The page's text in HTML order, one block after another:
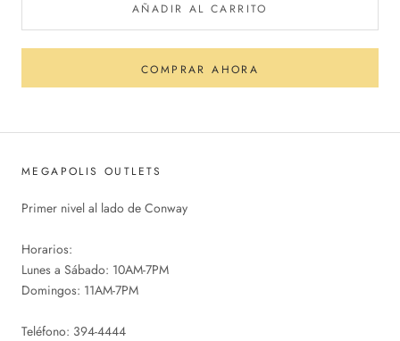
AÑADIR AL CARRITO
COMPRAR AHORA
MEGAPOLIS OUTLETS
Primer nivel al lado de Conway
Horarios:
Lunes a Sábado: 10AM-7PM
Domingos: 11AM-7PM
Teléfono: 394-4444